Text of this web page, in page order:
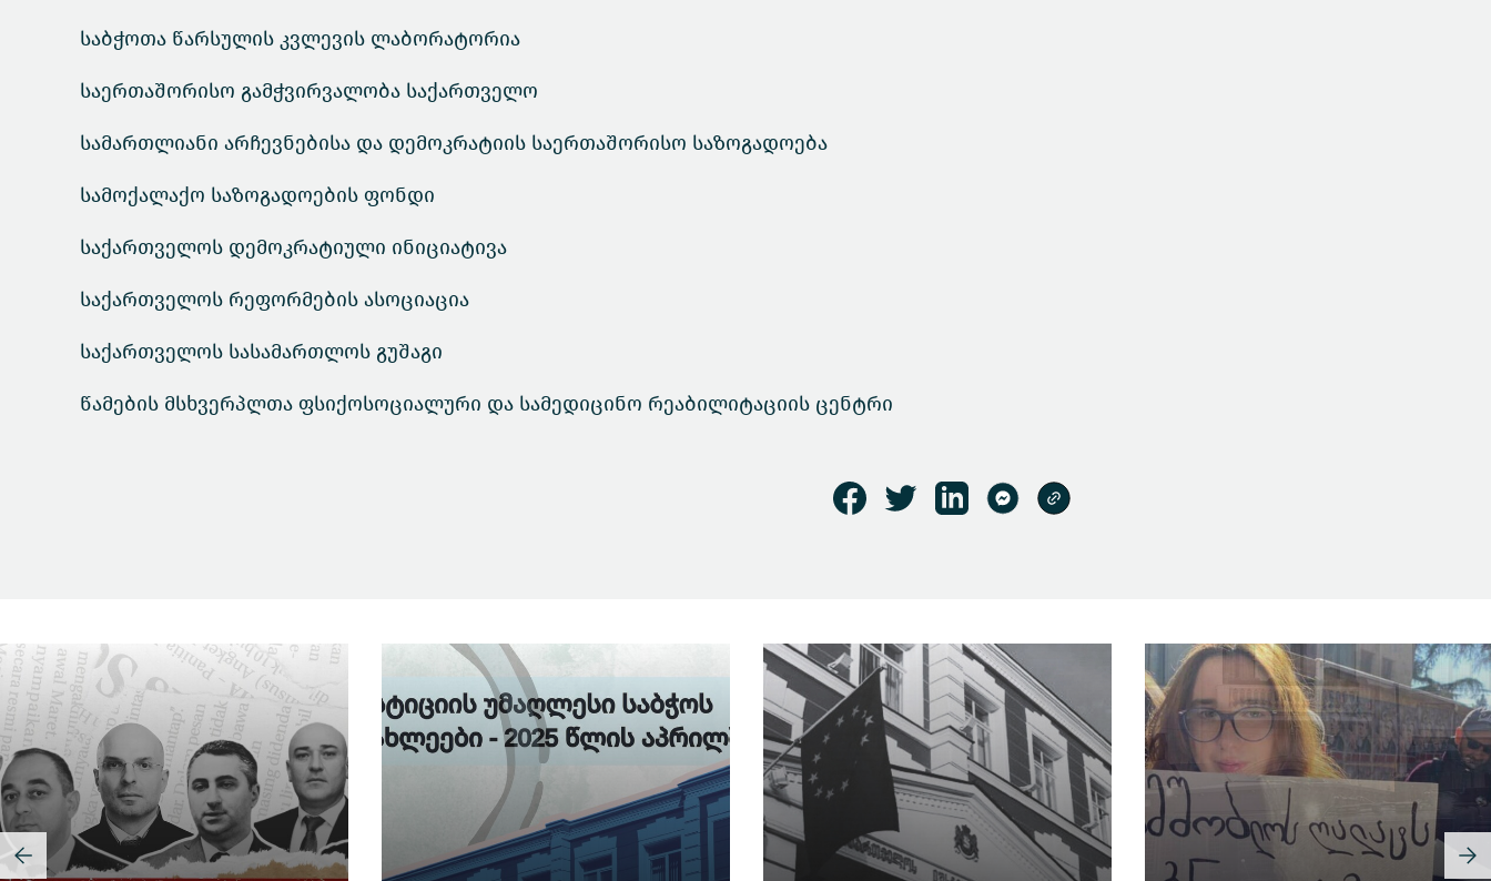
საბჭოთა წარსულის კვლევის ლაბორატორია
საერთაშორისო გამჭვირვალობა საქართველო
სამართლიანი არჩევნებისა და დემოკრატიის საერთაშორისო საზოგადოება
სამოქალაქო საზოგადოების ფონდი
საქართველოს დემოკრატიული ინიციატივა
საქართველოს რეფორმების ასოციაცია
საქართველოს სასამართლოს გუშაგი
წამების მსხვერპლთა ფსიქოსოციალური და სამედიცინო რეაბილიტაციის ცენტრი